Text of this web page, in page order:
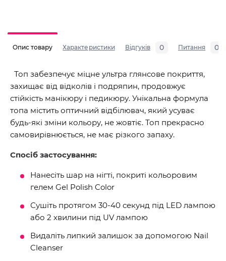
Опис товару Характеристики Відгуків 0 Питання 0
Топ забезпечує міцне ультра глянсове покриття,
захищає від відколів і подряпин, продовжує
стійкість манікюру і педикюру. Унікальна формула
топа містить оптичний відбілювач, який усуває
будь-які зміни кольору, не жовтіє. Топ прекрасно
самовирівнюється, не має різкого запаху.
Спосіб застосування:
Нанесіть шар на нігті, покриті кольоровим
гелем Gel Polish Color
Сушіть протягом 30-40 секунд під LED лампою
або 2 хвилини під UV лампою
Видаліть липкий залишок за допомогою Nail
Cleanser